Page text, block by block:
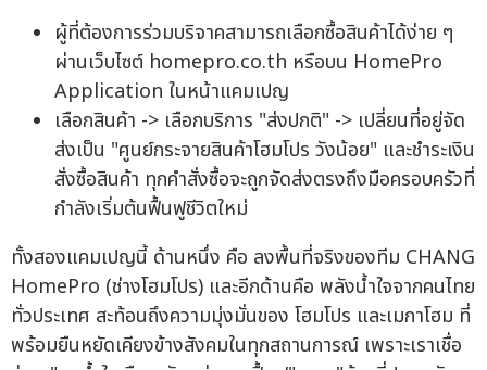
ผู้ที่ต้องการร่วมบริจาคสามารถเลือกซื้อสินค้าได้ง่าย ๆ
ผ่านเว็บไซต์ homepro.co.th หรือบน HomePro
Application ในหน้าแคมเปญ
เลือกสินค้า -> เลือกบริการ "ส่งปกติ" -> เปลี่ยนที่อยู่จัด
ส่งเป็น "ศูนย์กระจายสินค้าโฮมโปร วังน้อย" และชำระเงิน
สั่งซื้อสินค้า ทุกคำสั่งซื้อจะถูกจัดส่งตรงถึงมือครอบครัวที่
กำลังเริ่มต้นฟื้นฟูชีวิตใหม่
ทั้งสองแคมเปญนี้ ด้านหนึ่ง คือ ลงพื้นที่จริงของทีม CHANG
HomePro (ช่างโฮมโปร) และอีกด้านคือ พลังน้ำใจจากคนไทย
ทั่วประเทศ สะท้อนถึงความมุ่งมั่นของ โฮมโปร และเมกาโฮม ที่
พร้อมยืนหยัดเคียงข้างสังคมในทุกสถานการณ์ เพราะเราเชื่อ